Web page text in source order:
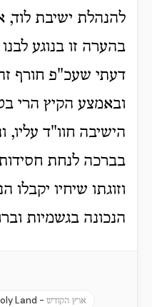
להנהלת ישיבת לוד,
בהערה זו בנוגע
דעתי שעכ"פ חורף זה
ובאמצע הקיץ הרי
הישיבה חוו"ד עליו,
בברכה לנחת
וזוגתו שיחיו
הנכונה בגשמיות
Land - ארץ הקודש